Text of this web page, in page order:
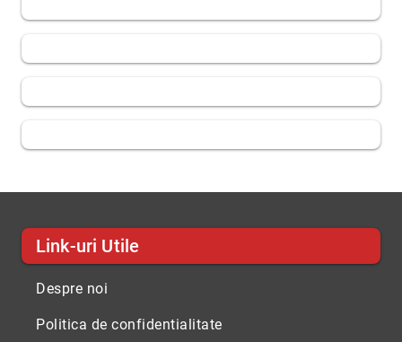
Link-uri Utile
Despre noi
Politica de confidentialitate